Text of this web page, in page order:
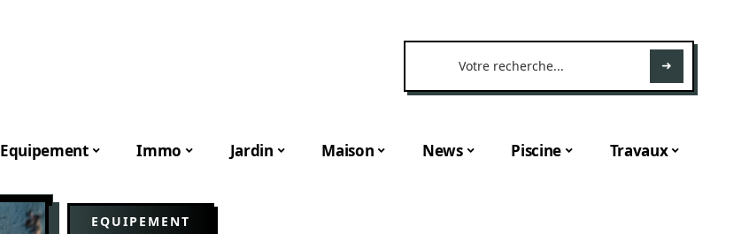
Equipement Immo Jardin Maison News Piscine Travaux
EQUIPEMENT